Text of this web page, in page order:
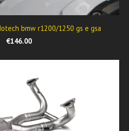
bmw r1200/1250 gs e gsa
€146.00